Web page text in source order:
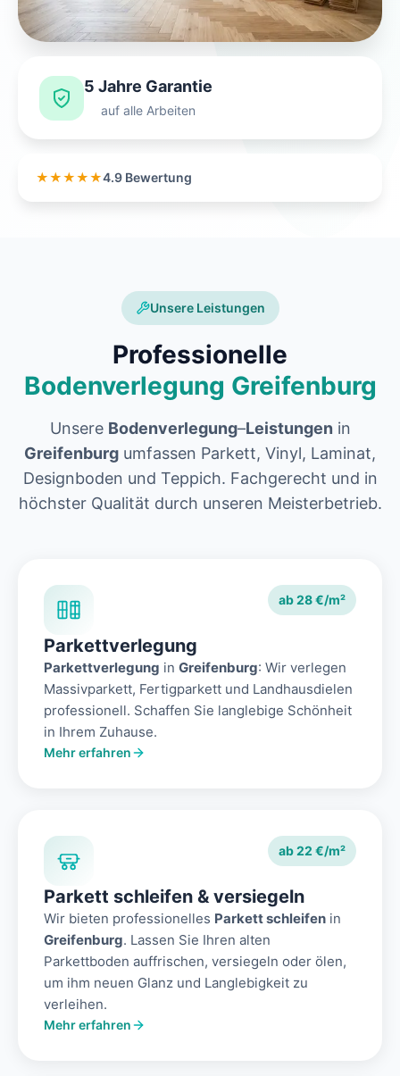
5 Jahre Garantie
auf alle Arbeiten
★★★★★4.9 Bewertung
Unsere Leistungen
Professionelle
Bodenverlegung Greifenburg
Unsere Bodenverlegung–Leistungen in
Greifenburg umfassen Parkett, Vinyl, Laminat,
Designboden und Teppich. Fachgerecht und in
höchster Qualität durch unseren Meisterbetrieb.
ab 28 €/m²
Parkettverlegung
Parkettverlegung in Greifenburg: Wir verlegen
Massivparkett, Fertigparkett und Landhausdielen
professionell. Schaffen Sie langlebige Schönheit
in Ihrem Zuhause.
Mehr erfahren
ab 22 €/m²
Parkett schleifen & versiegeln
Wir bieten professionelles Parkett schleifen in
Greifenburg. Lassen Sie Ihren alten
Parkettboden auffrischen, versiegeln oder ölen,
um ihm neuen Glanz und Langlebigkeit zu
verleihen.
Mehr erfahren